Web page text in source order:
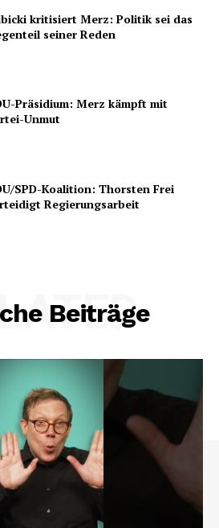
kritisiert Merz: Politik sei das
seiner Reden
Präsidium: Merz kämpft mit
Unmut
SPD-Koalition: Thorsten Frei
Regierungsarbeit
Beiträge